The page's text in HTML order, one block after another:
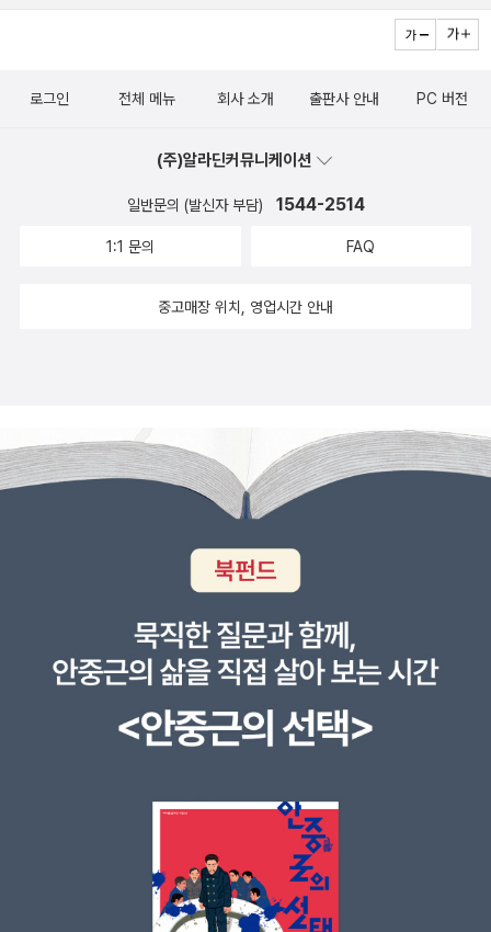
로그인 전체 메뉴 회사 소개 출판사 안내 PC 버전
(주)알라딘커뮤니케이션
일반문의 (발신자 부담) 1544-2514
1:1 문의 FAQ
중고매장 위치, 영업시간 안내